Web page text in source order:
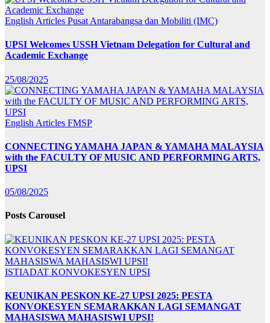
English Articles Pusat Antarabangsa dan Mobiliti (IMC)
UPSI Welcomes USSH Vietnam Delegation for Cultural and
Academic Exchange
25/08/2025
English Articles FMSP
CONNECTING YAMAHA JAPAN & YAMAHA MALAYSIA
with the FACULTY OF MUSIC AND PERFORMING ARTS,
UPSI
05/08/2025
Posts Carousel
ISTIADAT KONVOKESYEN UPSI
KEUNIKAN PESKON KE-27 UPSI 2025: PESTA
KONVOKESYEN SEMARAKKAN LAGI SEMANGAT
MAHASISWA MAHASISWI UPSI!